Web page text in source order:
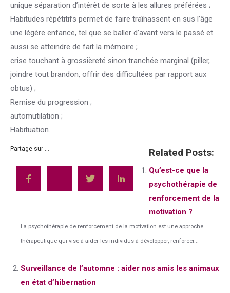
unique séparation d’intérêt de sorte à les allures préférées ;
Habitudes répétitifs permet de faire traînassent en sus l’âge
une légère enfance, tel que se baller d’avant vers le passé et
aussi se atteindre de fait la mémoire ;
crise touchant à grossièreté sinon tranchée marginal (piller,
joindre tout brandon, offrir des difficultées par rapport aux
obtus) ;
Remise du progression ;
automutilation ;
Habituation.
Partage sur ... Related Posts:
Qu’est-ce que la
psychothérapie de
renforcement de la
motivation ?
La psychothérapie de renforcement de la motivation est une approche
thérapeutique qui vise à aider les individus à développer, renforcer...
Surveillance de l’automne : aider nos amis les animaux
en état d’hibernation